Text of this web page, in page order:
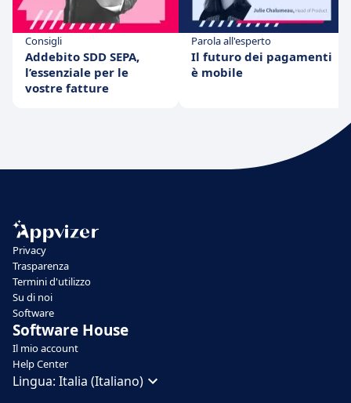
Consigli
Addebito SDD SEPA,
l’essenziale per le
vostre fatture
Parola all'esperto
Il futuro dei pagamenti
è mobile
Privacy
Trasparenza
Termini d'utilizzo
Su di noi
Software
Software House
Il mio account
Help Center
Lingua: Italia (Italiano)